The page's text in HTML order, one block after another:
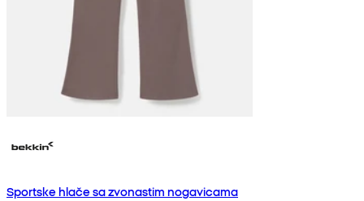
Sportske hlače sa zvonastim nogavicama